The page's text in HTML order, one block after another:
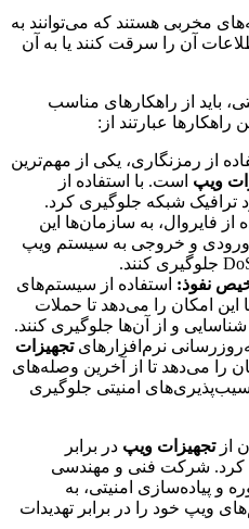
مخربی هستند که می‌توانند به
آن را سرقت کنند یا به آن
باید از راهکارهای مناسب
راهکارها عبارتند از:
از رمزنگاری، یکی از مهم‌ترین
ویپ است. با استفاده از
ترافیک شبکه جلوگیری کرد.
از فایروال، به سازمان‌ها این
ورودی و خروجی به سیستم ویپ
نفوذ: استفاده از سیستم‌های
امکان را می‌دهد تا حملات
و از آن‌ها جلوگیری کنند.
نرم‌افزارهایتجهیزات
را می‌دهد تا از آخرین وصله‌های
امنیتی جلوگیری
ازتجهیزات ویپ در برابر
کرد. شرکت فنی و مهندسی
و پیاده‌سازی امنیتی، به
ویپ خود را در برابر تهدیدات